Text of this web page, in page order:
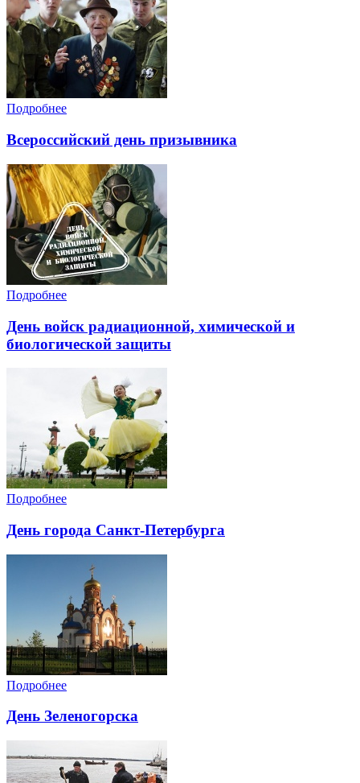
Подробнее
Всероссийский день призывника
Подробнее
День войск радиационной, химической и
биологической защиты
Подробнее
День города Санкт-Петербурга
Подробнее
День Зеленогорска